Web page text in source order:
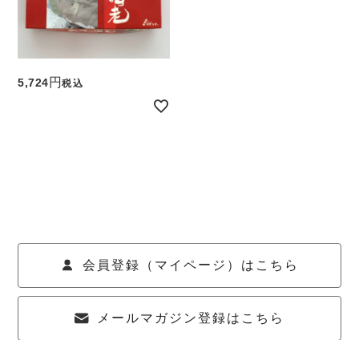
5,724 税込
会員登録（マイページ）はこちら
メールマガジン登録はこちら